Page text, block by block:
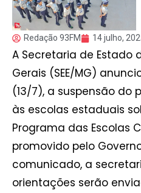
Redação 93FM 14 julho,
A Secretaria de Estado
Gerais (SEE/MG)
(13/7), a suspensão do
às escolas estaduais
Programa das Escolas
promovido pelo
comunicado, a
orientações serão